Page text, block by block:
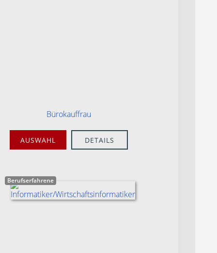
Bürokauffrau
AUSWAHL DETAILS
Berufserfahrene